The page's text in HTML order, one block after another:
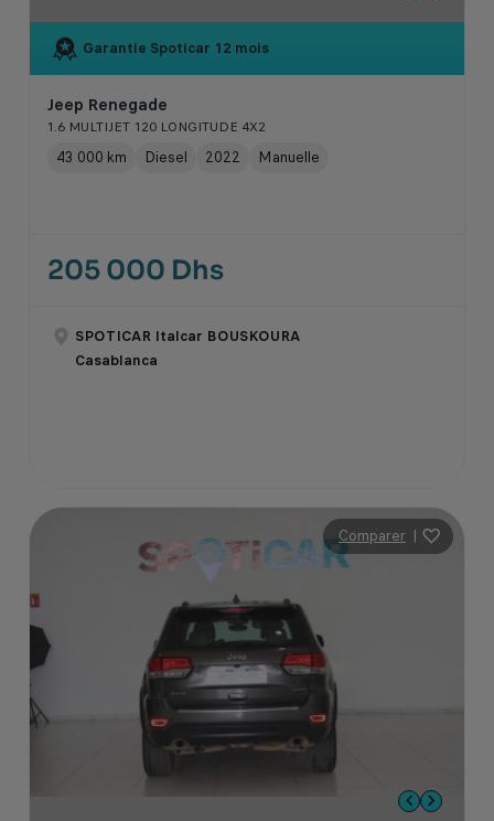
Garantie Spoticar 12 mois
Jeep Renegade
1.6 MULTIJET 120 LONGITUDE 4X2
43 000 km Diesel 2022 Manuelle
205 000 Dhs
SPOTICAR Italcar BOUSKOURA
Casablanca
Comparer |